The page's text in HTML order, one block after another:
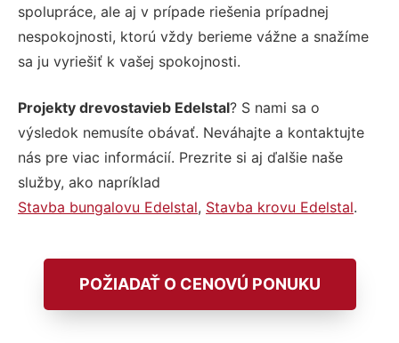
spolupráce, ale aj v prípade riešenia prípadnej
nespokojnosti, ktorú vždy berieme vážne a snažíme
sa ju vyriešiť k vašej spokojnosti.
Projekty drevostavieb Edelstal? S nami sa o
výsledok nemusíte obávať. Neváhajte a kontaktujte
nás pre viac informácií. Prezrite si aj ďalšie naše
služby, ako napríklad
Stavba bungalovu Edelstal, Stavba krovu Edelstal.
POŽIADAŤ O CENOVÚ PONUKU